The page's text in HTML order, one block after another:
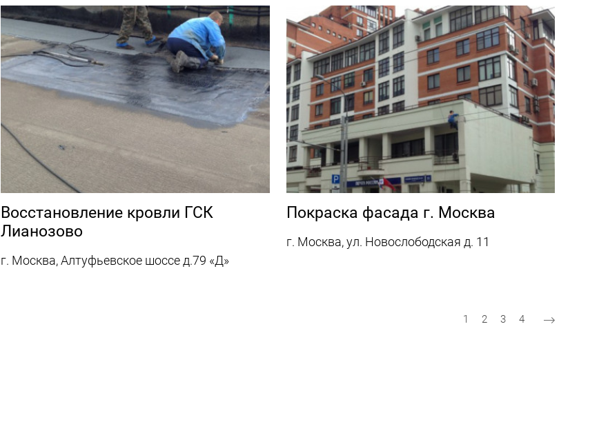
Восстановление кровли ГСК
Лианозово
г. Москва, Алтуфьевское шоссе д.79 «Д»
Покраска фасада г. Москва
г. Москва, ул. Новослободская д. 11
Текущая страница
1 Страница
2 Страница
3 Страница
4